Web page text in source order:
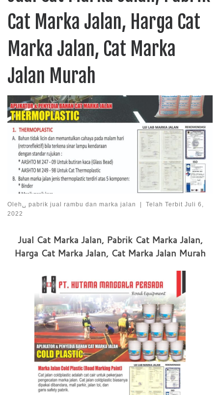
Cat Marka Jalan, Harga Cat
Marka Jalan, Cat Marka
Jalan Murah
Oleh␣ pabrik jual rambu dan marka jalan | Telah Terbit Juli 6,
2022
Jual Cat Marka Jalan, Pabrik Cat Marka Jalan,
Harga Cat Marka Jalan, Cat Marka Jalan Murah